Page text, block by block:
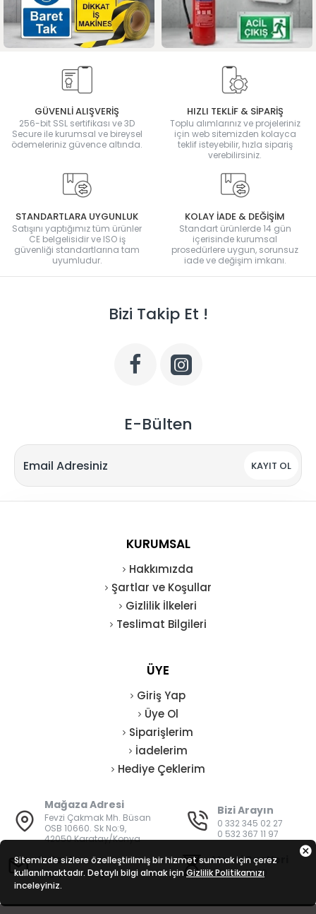
GÜVENLİ ALIŞVERİŞ
256-bit SSL sertifikası ve 3D
Secure ile kurumsal ve bireysel
ödemeleriniz güvence altında.
HIZLI TEKLİF & SİPARİŞ
Toplu alımlarınız ve projeleriniz
için web sitemizden kolayca
teklif isteyebilir, hızla sipariş
verebilirsiniz.
STANDARTLARA UYGUNLUK
Satışını yaptığımız tüm ürünler
CE belgelisidir ve ISO iş
güvenliği standartlarına tam
uyumludur.
KOLAY İADE & DEĞİŞİM
Standart ürünlerde 14 gün
içerisinde kurumsal
prosedürlere uygun, sorunsuz
iade ve değişim imkanı.
Bizi Takip Et !
E-Bülten
KAYIT OL
KURUMSAL
Hakkımızda
Şartlar ve Koşullar
Gizlilik İlkeleri
Teslimat Bilgileri
ÜYE
Giriş Yap
Üye Ol
Siparişlerim
İadelerim
Hediye Çeklerim
Mağaza Adresi
Fevzi Çakmak Mh. Büsan
OSB 10660. Sk No:9,
42050 Karatay/Konya
Bizi Arayın
0 332 345 02 27
0 532 367 11 97
E-Posta
bilgi@vatanisguvenligi.com
Mesai Saatleri
08:00 - 19:00
Sitemizde sizlere özelleştirilmiş bir hizmet sunmak için çerez
kullanılmaktadır. Detaylı bilgi almak için Gizlilik Politikamızı
inceleyiniz.